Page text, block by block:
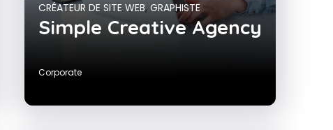
CRÉATEUR DE SITE WEB, GRAPHISTE
Simple Creative Agency
Corporate